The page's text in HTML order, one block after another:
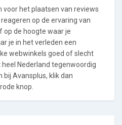
het plaatsen van reviews
op de ervaring van
op de hoogte waar je
je in het verleden een
webwinkels goed of slecht
Nederland tegenwoordig
bij Avansplus, klik dan
knop.